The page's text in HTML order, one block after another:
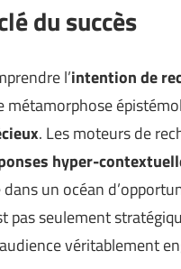
du succès
l’intention de
métamorphose
. Les moteurs de
hyper-
un océan
pas seulement
véritablement